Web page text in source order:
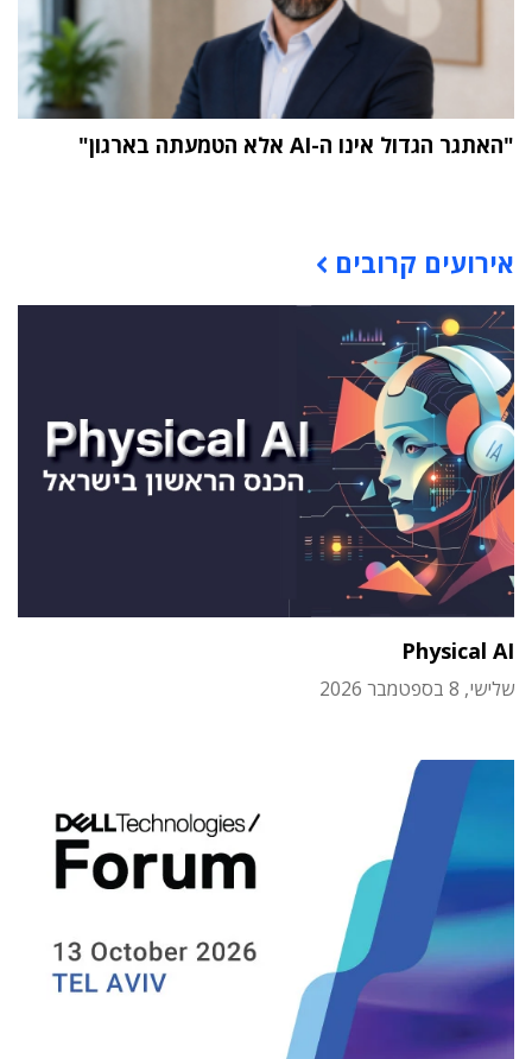
"האתגר הגדול אינו ה-AI אלא הטמעתה בארגון"
אירועים קרובים
Physical AI
שלישי, 8 בספטמבר 2026